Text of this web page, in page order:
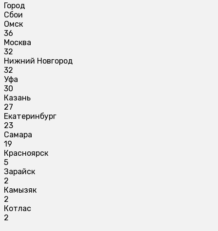
Город
Сбои
Омск
36
Москва
32
Нижний Новгород
32
Уфа
30
Казань
27
Екатеринбург
23
Самара
19
Красноярск
5
Зарайск
2
Камызяк
2
Котлас
2